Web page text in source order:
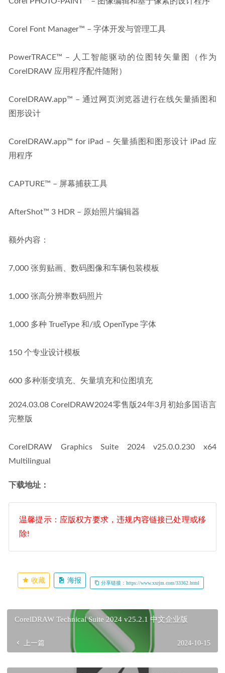
Corel Font Manager™ – 字体开发与管理工具
PowerTRACE™ – 人工智能驱动的位图转矢量图（作为
CorelDRAW 应用程序配件随附）
CorelDRAW.app™ – 通过网页浏览器进行在线矢量插图和
图形设计
CorelDRAW.app™ for iPad – 矢量插图和图形设计 iPad 应
用程序
CAPTURE™ – 屏幕捕获工具
AfterShot™ 3 HDR – 原始照片编辑器
额外内容：
7,000 张剪贴画、数码图像和车辆包装模板
1,000 张高分辨率数码照片
1,000 多种 TrueType 和/或 OpenType 字体
150 个专业设计模板
600 多种渐变填充、矢量填充和位图填充
2024.03.08 CorelDRAW2024零售版24年3月初始多国语言
完整版
CorelDRAW Graphics Suite 2024 v25.0.0.230 x64
Multilingual
下载地址：
温馨提示：应版权方要求，违规内容链接已处理或移
除!
收藏 海报 分享链接：https://www.xxrjm.com/33362.html
CorelDRAW Technical Suite 2024 v25.2.1 中文企业版
上一篇 2024-10-15